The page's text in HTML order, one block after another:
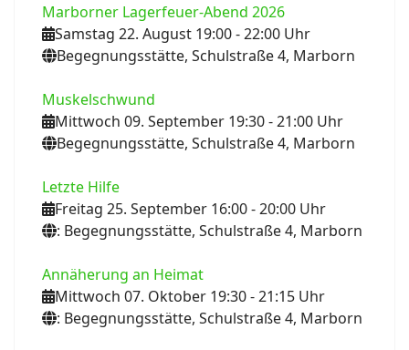
Marborner Lagerfeuer-Abend 2026
Samstag 22. August 19:00- 22:00 Uhr
Begegnungsstätte, Schulstraße 4, Marborn
Muskelschwund
Mittwoch 09. September 19:30- 21:00 Uhr
Begegnungsstätte, Schulstraße 4, Marborn
Letzte Hilfe
Freitag 25. September 16:00- 20:00 Uhr
: Begegnungsstätte, Schulstraße 4, Marborn
Annäherung an Heimat
Mittwoch 07. Oktober 19:30- 21:15 Uhr
: Begegnungsstätte, Schulstraße 4, Marborn